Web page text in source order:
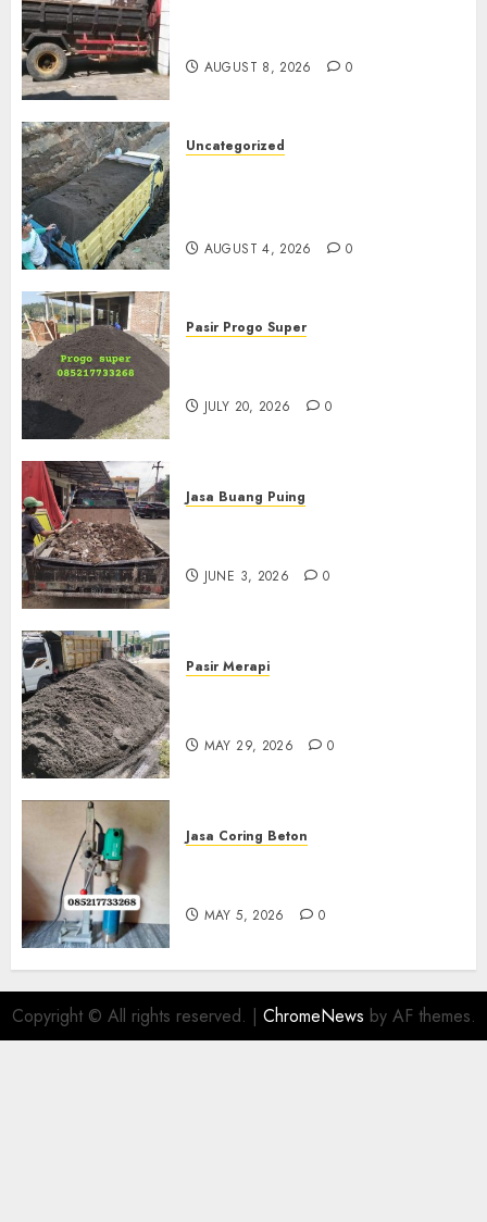
AUGUST 8, 2026 0
Uncategorized
AUGUST 4, 2026 0
Pasir Progo Super
JULY 20, 2026 0
Jasa Buang Puing
JUNE 3, 2026 0
Pasir Merapi
MAY 29, 2026 0
Jasa Coring Beton
MAY 5, 2026 0
Copyright © All rights reserved. | ChromeNews by AF themes.